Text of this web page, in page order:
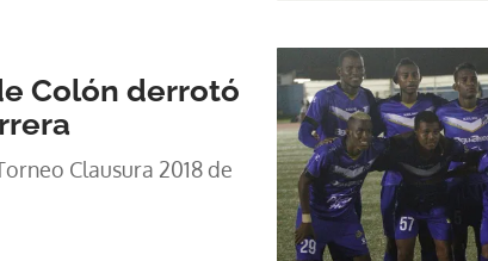
Colón derrotó
Clausura 2018 de